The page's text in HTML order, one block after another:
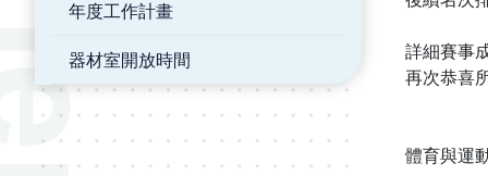
年度工作計畫
器材室開放時間
詳細賽事
再次恭喜
體育與運